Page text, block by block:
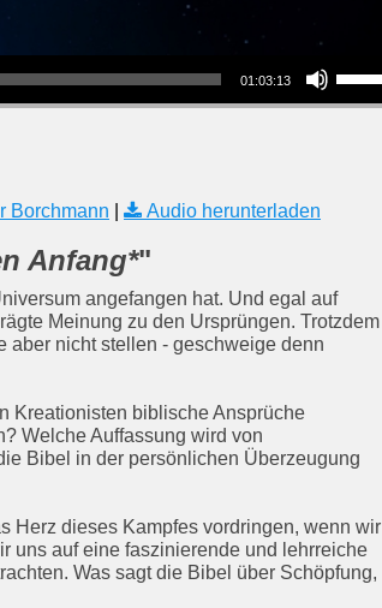
01:03:13
Borchmann Audio herunterladen
Anfang*"
angefangen hat. Und egal auf
Meinung zu den Ursprüngen. Trotzdem
aber nicht stellen - geschweige denn
Kreationisten biblische Ansprüche
Welche Auffassung wird von
Bibel in der persönlichen Überzeugung
Herz dieses Kampfes vordringen, wenn wir
uns auf eine faszinierende und lehrreiche
Was sagt die Bibel über Schöpfung,